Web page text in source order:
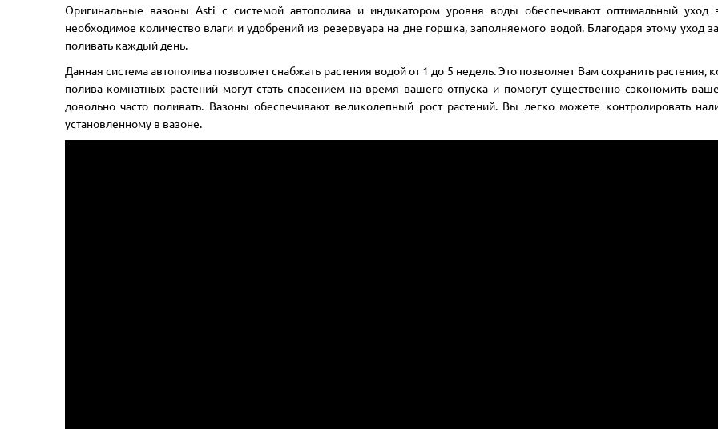
Оригинальные вазоны Asti с системой автополива и индикатором уровня воды обеспечивают оптимальный уход
необходимое количество влаги и удобрений из резервуара на дне горшка, заполняемого водой. Благодаря этому уход
поливать каждый день.
Данная система автополива позволяет снабжать растения водой от 1 до 5 недель. Это позволяет Вам сохранить растения,
полива комнатных растений могут стать спасением на время вашего отпуска и помогут существенно сэкономить
довольно часто поливать. Вазоны обеспечивают великолепный рост растений. Вы легко можете контролировать
установленному в вазоне.